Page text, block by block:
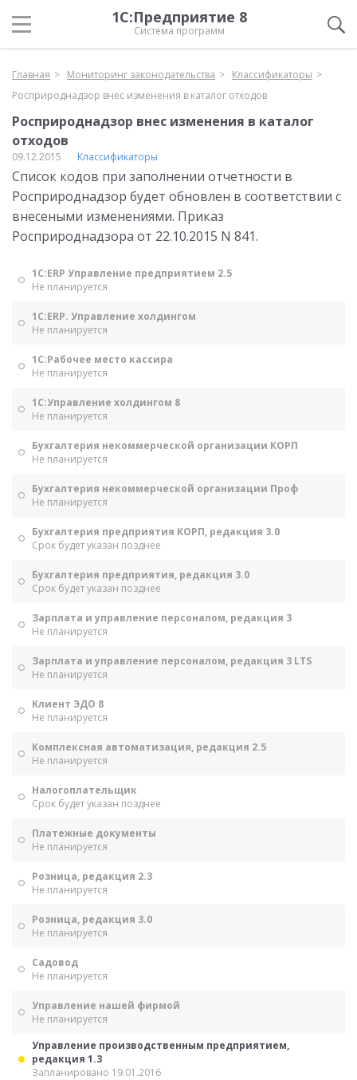
1С:Предприятие 8
Система программ
Главная Мониторинг законодательства
Классификаторы
Росприроднадзор внес изменения в каталог отходов
Росприроднадзор внес изменения в каталог
отходов
09.12.2015 Классификаторы
Список кодов при заполнении отчетности в
Росприроднадзор будет обновлен в соответствии с
внесеными изменениями. Приказ
Росприроднадзора от 22.10.2015 N 841.
1С:ERP Управление предприятием 2.5
Не планируется
1С:ERP. Управление холдингом
Не планируется
1С:Рабочее место кассира
Не планируется
1С:Управление холдингом 8
Не планируется
Бухгалтерия некоммерческой организации КОРП
Не планируется
Бухгалтерия некоммерческой организации Проф
Не планируется
Бухгалтерия предприятия КОРП, редакция 3.0
Срок будет указан позднее
Бухгалтерия предприятия, редакция 3.0
Срок будет указан позднее
Зарплата и управление персоналом, редакция 3
Не планируется
Зарплата и управление персоналом, редакция 3 LTS
Не планируется
Клиент ЭДО 8
Не планируется
Комплексная автоматизация, редакция 2.5
Не планируется
Налогоплательщик
Срок будет указан позднее
Платежные документы
Не планируется
Розница, редакция 2.3
Не планируется
Розница, редакция 3.0
Не планируется
Садовод
Не планируется
Управление нашей фирмой
Не планируется
Управление производственным предприятием,
редакция 1.3
Запланировано 19.01.2016